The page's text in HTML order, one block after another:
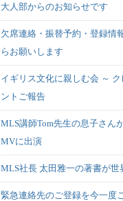
大人部からのお知らせです
欠席連絡・振替予約・登録情
らお願いします
イギリス文化に親しむ会 ～
ントご報告
MLS講師Tom先生の息子さん
MVに出演
MLS社長 太田雅一の著書が世
緊急連絡先のご登録を今一度